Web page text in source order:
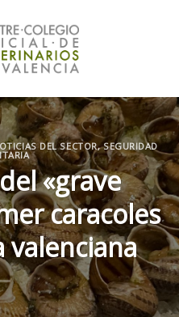
DEL SECTOR,SEGURIDAD
«grave
caracoles